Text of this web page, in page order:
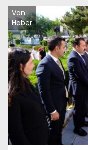
Van
Haber